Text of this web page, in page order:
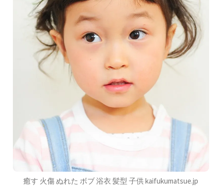
癒す 火傷 ぬれた ボブ 浴衣 髪型 子供 kaifukumatsue.jp